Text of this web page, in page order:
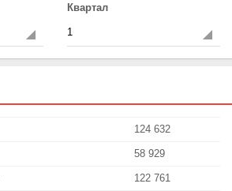
Квартал
124 632
58 929
122 761